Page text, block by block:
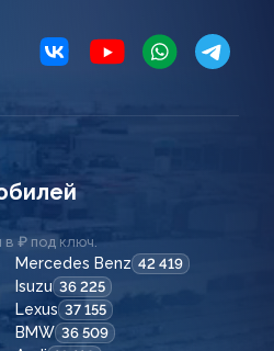
в ₽ под ключ.
Mercedes Benz 42 419
Isuzu 36 225
Lexus 37 155
BMW 36 509